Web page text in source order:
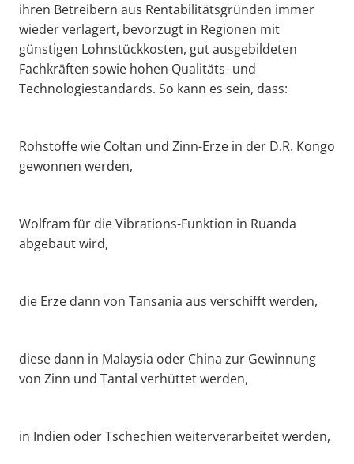
ihren Betreibern aus Rentabilitätsgründen immer
wieder verlagert, bevorzugt in Regionen mit
günstigen Lohnstückkosten, gut ausgebildeten
Fachkräften sowie hohen Qualitäts- und
Technologiestandards. So kann es sein, dass:
Rohstoffe wie Coltan und Zinn-Erze in der D.R. Kongo
gewonnen werden,
Wolfram für die Vibrations-Funktion in Ruanda
abgebaut wird,
die Erze dann von Tansania aus verschifft werden,
diese dann in Malaysia oder China zur Gewinnung
von Zinn und Tantal verhüttet werden,
in Indien oder Tschechien weiterverarbeitet werden,